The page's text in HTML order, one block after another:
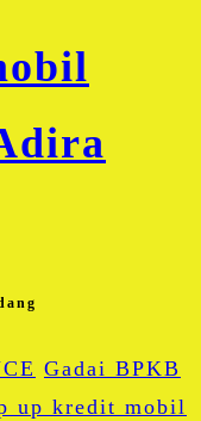
Gadai BPKB
up kredit mobil